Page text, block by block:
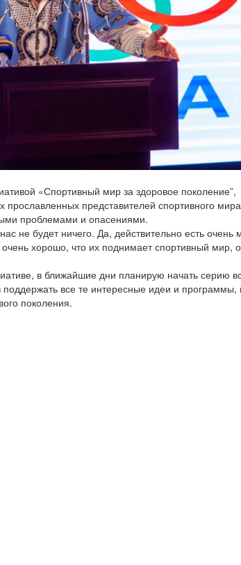
«Спортивный мир за здоровое поколение”,
прославленных представителей спортивного
проблемами и опасениями.
не будет ничего. Да, действительно есть очень
хорошо, что их поднимает спортивный мир,
в ближайшие дни планирую начать серию
все те интересные идеи и программы,
поколения.